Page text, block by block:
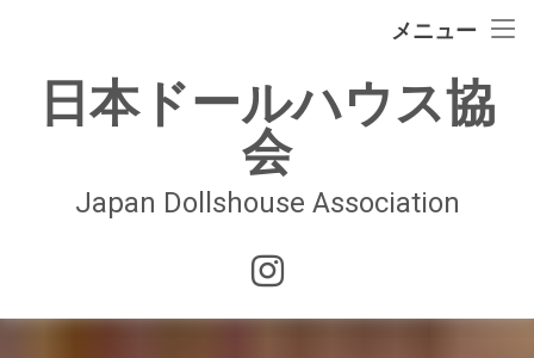
メニュー
ドールハウスの歴史
入会案内
お問合せ
日本ドールハウス協
会
Japan Dollshouse Association
Instagram